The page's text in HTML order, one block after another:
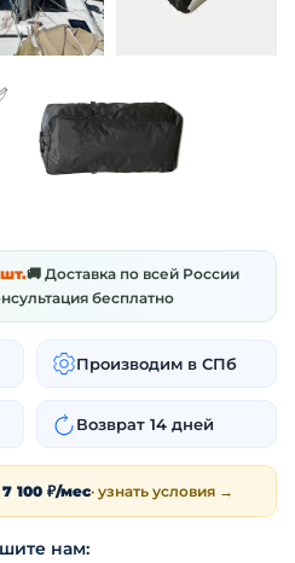
🚚 Доставка по всей России
бесплатно
Производим в СПб
Возврат 14 дней
100 ₽/мес· узнать условия →
нам: